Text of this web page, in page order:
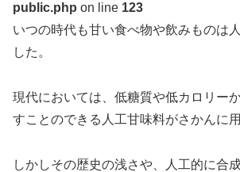
public.php on line 123
いつの時代も甘い食べ物や飲みものは
した。
現代においては、低糖質や低カロリー
すことのできる人工甘味料がさかんに
しかしその歴史の浅さや、人工的に合